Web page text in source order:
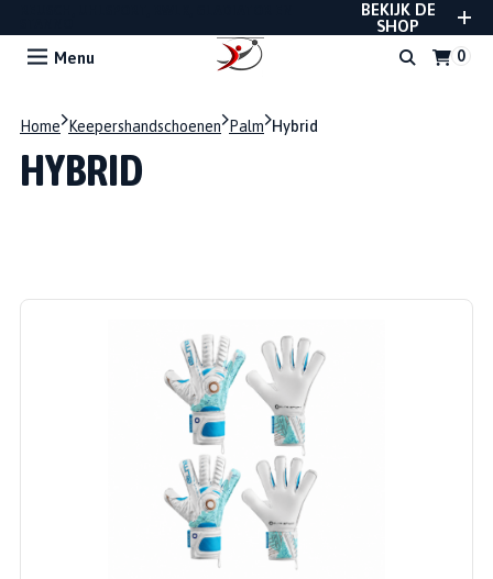
BEKIJK DE
SHOP
Menu
Home Keepershandschoenen Palm Hybrid
HYBRID